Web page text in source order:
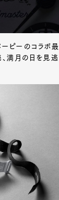
ーピーのコラボ最
満月の日を見逃